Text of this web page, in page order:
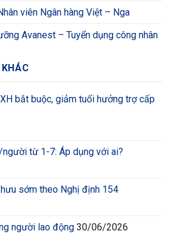
viên Ngân hàng Việt – Nga
Avanest – Tuyển dụng công nhân
bắt buộc, giảm tuổi hưởng trợ cấp
từ 1-7: Áp dụng với ai?
sớm theo Nghị định 154
người lao động 30/06/2026